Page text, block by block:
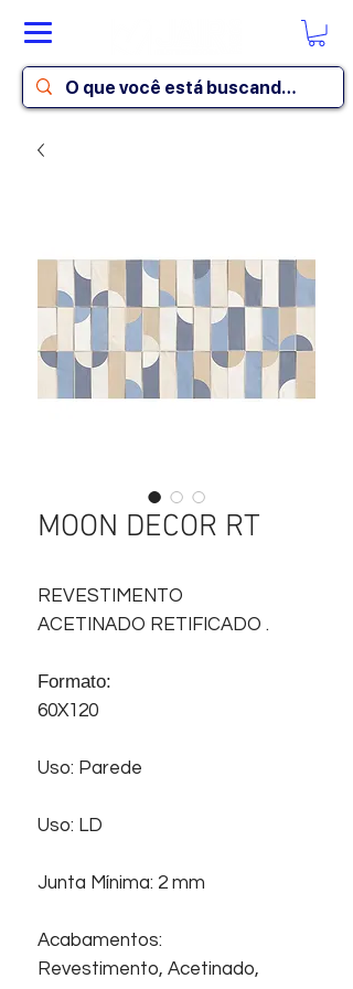
MOON DECOR RT
REVESTIMENTO
ACETINADO RETIFICADO .
Formato:
60X120
Uso: Parede
Uso: LD
Junta Mínima: 2 mm
Acabamentos:
Revestimento, Acetinado,